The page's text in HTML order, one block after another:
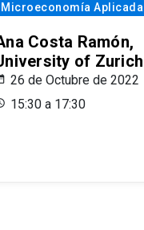
Microeconomía Aplicada
Costa Ramón,
of Zurich
26 de Octubre de 2022
15:30 a 17:30